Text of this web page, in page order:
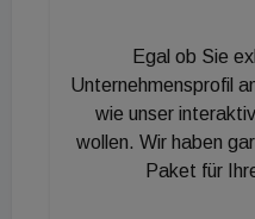
die aufgrund der
Liquiditätsengpässen
zusätzlichen Corona-
Bundeslandes
Egal ob Sie
Unternehmensprofil
wie unser
wollen. Wir haben
Paket für